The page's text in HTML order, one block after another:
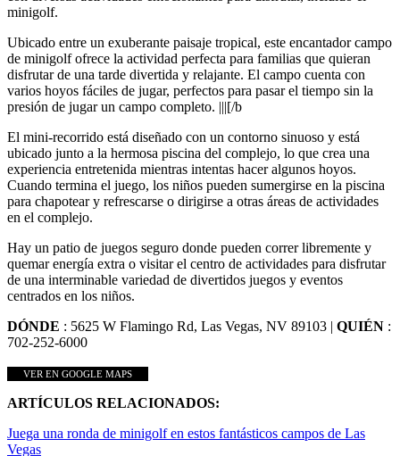
minigolf.
Ubicado entre un exuberante paisaje tropical, este encantador campo
de minigolf ofrece la actividad perfecta para familias que quieran
disfrutar de una tarde divertida y relajante. El campo cuenta con
varios hoyos fáciles de jugar, perfectos para pasar el tiempo sin la
presión de jugar un campo completo. |||[/b
El mini-recorrido está diseñado con un contorno sinuoso y está
ubicado junto a la hermosa piscina del complejo, lo que crea una
experiencia entretenida mientras intentas hacer algunos hoyos.
Cuando termina el juego, los niños pueden sumergirse en la piscina
para chapotear y refrescarse o dirigirse a otras áreas de actividades
en el complejo.
Hay un patio de juegos seguro donde pueden correr libremente y
quemar energía extra o visitar el centro de actividades para disfrutar
de una interminable variedad de divertidos juegos y eventos
centrados en los niños.
DÓNDE : 5625 W Flamingo Rd, Las Vegas, NV 89103 | QUIÉN :
702-252-6000
VER EN GOOGLE MAPS
ARTÍCULOS RELACIONADOS:
Juega una ronda de minigolf en estos fantásticos campos de Las
Vegas